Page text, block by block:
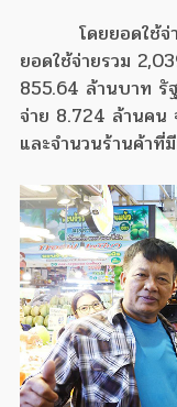
โดยยอดใช้
ยอดใช้จ่ายรวม
855.64 ล้านบาท รั
จ่าย 8.724 ล้านคน
และจำนวนร้านค้าที่